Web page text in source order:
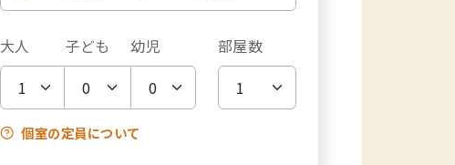
大人 子ども 幼児 部屋数
個室の定員について